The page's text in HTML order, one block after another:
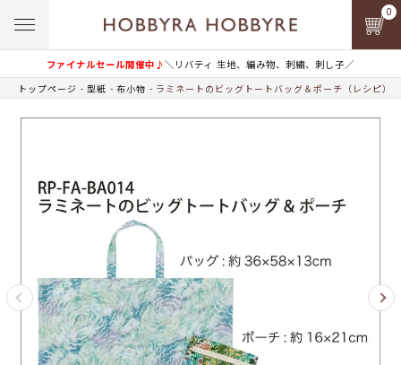
ファイナルセール開催中♪＼リバティ 生地、編み物、刺繍、刺し子／
0
トップページ 型紙 布小物 ラミネートのビッグトートバッグ＆ポーチ（レシピ）